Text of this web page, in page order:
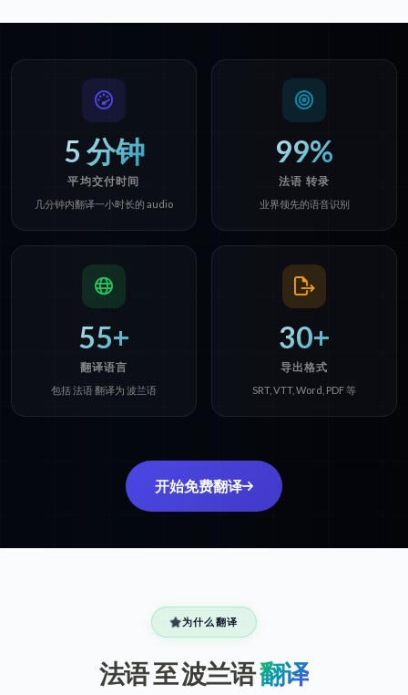
5 分钟
平均交付时间
几分钟内翻译一小时长的 audio
99%
法语 转录
业界领先的语音识别
55+
翻译语言
包括 法语 翻译为 波兰语
30+
导出格式
SRT, VTT, Word, PDF 等
开始免费翻译
为什么翻译
法语 至 波兰语翻译